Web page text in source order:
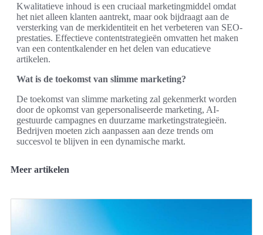
Kwalitatieve inhoud is een cruciaal marketingmiddel omdat
het niet alleen klanten aantrekt, maar ook bijdraagt aan de
versterking van de merkidentiteit en het verbeteren van SEO-
prestaties. Effectieve contentstrategieën omvatten het maken
van een contentkalender en het delen van educatieve
artikelen.
Wat is de toekomst van slimme marketing?
De toekomst van slimme marketing zal gekenmerkt worden
door de opkomst van gepersonaliseerde marketing, AI-
gestuurde campagnes en duurzame marketingstrategieën.
Bedrijven moeten zich aanpassen aan deze trends om
succesvol te blijven in een dynamische markt.
Meer artikelen